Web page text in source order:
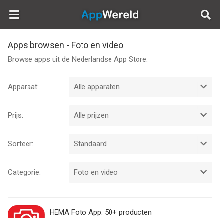
AppWereld
Apps browsen - Foto en video
Browse apps uit de Nederlandse App Store.
Apparaat:
Prijs:
Sorteer:
Categorie:
HEMA Foto App: 50+ producten